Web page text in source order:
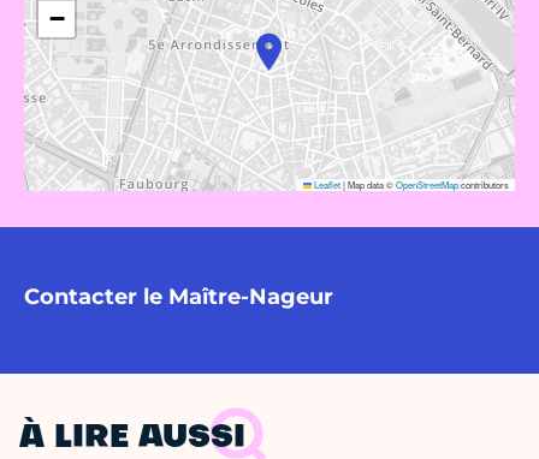
−
Leaflet|Map data ©OpenStreetMapcontributors
Contacter le Maître-Nageur
À LIRE AUSSI